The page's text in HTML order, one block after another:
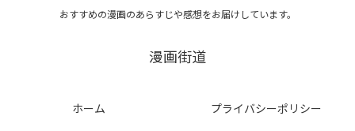
おすすめの漫画のあらすじや感想をお届けしています。
漫画街道
ホーム
プライバシーポリシー